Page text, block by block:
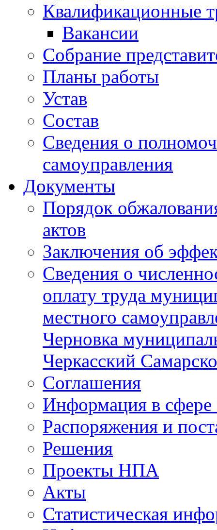
Квалификационные
Вакансии
Собрание
Планы работы
Устав
Состав
Сведения о
самоуправления
Документы
Порядок
актов
Заключения об
Сведения о
оплату труда
местного
Черновка
Черкасский
Соглашения
Информация в сфере
Распоряжения и
Решения
Проекты НПА
Акты
Статистическая